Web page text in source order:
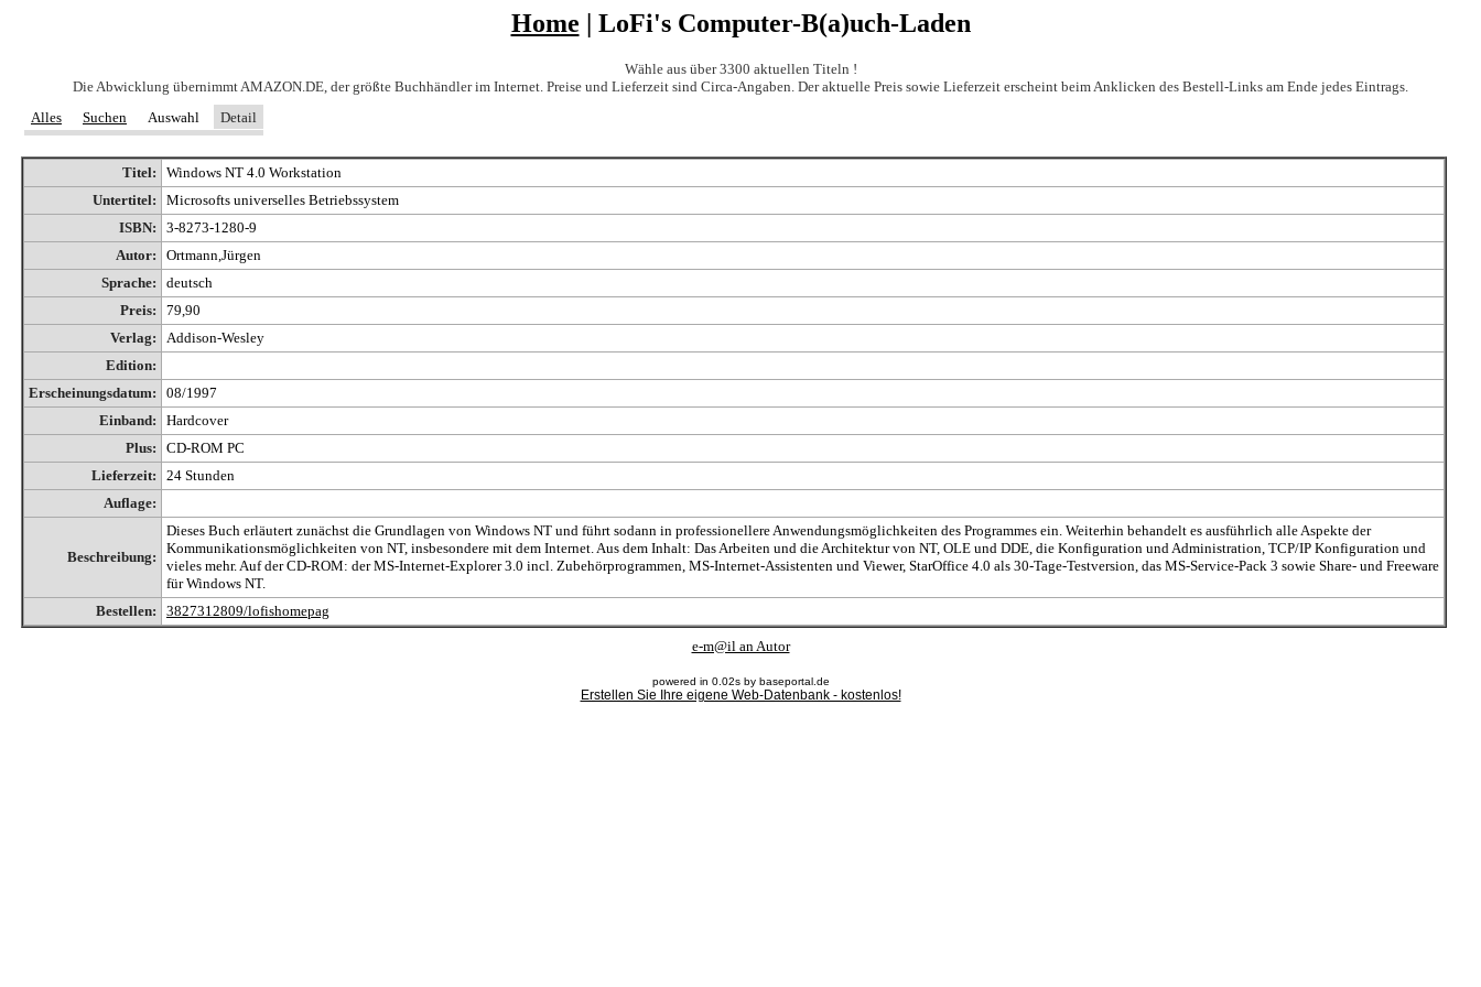
Home | LoFi's Computer-B(a)uch-Laden
Wähle aus über 3300 aktuellen Titeln !
Die Abwicklung übernimmt AMAZON.DE, der größte Buchhändler im Internet. Preise und Lieferzeit sind Circa-Angaben. Der aktuelle Preis sowie Lieferzeit erscheint beim Anklicken des Bestell-Links am Ende jedes Eintrags.
Alles
Suchen Auswahl Detail
Titel:
Windows NT 4.0 Workstation
Untertitel:
Microsofts universelles Betriebssystem
ISBN:
3-8273-1280-9
Autor:
Ortmann,Jürgen
Sprache:
deutsch
Preis:
79,90
Verlag:
Addison-Wesley
Edition:
Erscheinungsdatum:
08/1997
Einband:
Hardcover
Plus:
CD-ROM PC
Lieferzeit:
24 Stunden
Auflage:
Beschreibung:
Dieses Buch erläutert zunächst die Grundlagen von Windows NT und führt sodann in professionellere Anwendungsmöglichkeiten des Programmes ein. Weiterhin behandelt es ausführlich alle Aspekte der
Kommunikationsmöglichkeiten von NT, insbesondere mit dem Internet. Aus dem Inhalt: Das Arbeiten und die Architektur von NT, OLE und DDE, die Konfiguration und Administration, TCP/IP Konfiguration und
vieles mehr. Auf der CD-ROM: der MS-Internet-Explorer 3.0 incl. Zubehörprogrammen, MS-Internet-Assistenten und Viewer, StarOffice 4.0 als 30-Tage-Testversion, das MS-Service-Pack 3 sowie Share- und Freeware
für Windows NT.
Bestellen:
3827312809/lofishomepag
e-m@il an Autor
powered in 0.02s by baseportal.de
Erstellen Sie Ihre eigene Web-Datenbank - kostenlos!